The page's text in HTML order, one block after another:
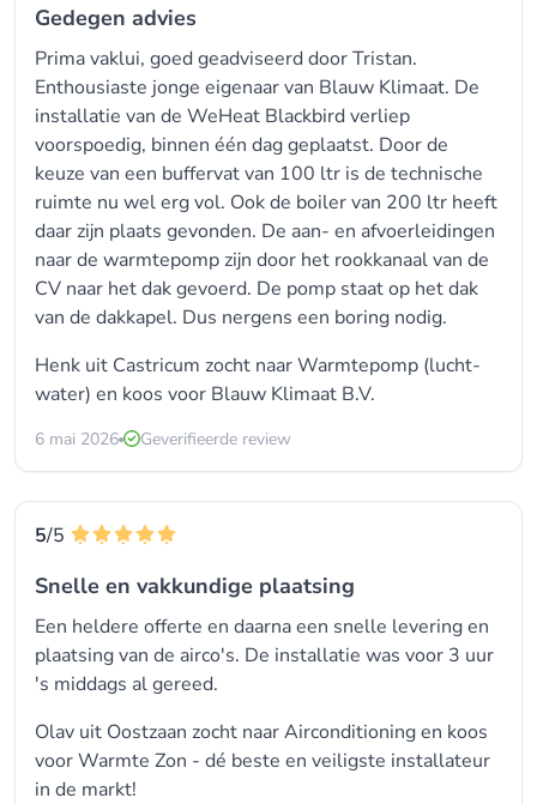
Gedegen advies
Prima vaklui, goed geadviseerd door Tristan.
Enthousiaste jonge eigenaar van Blauw Klimaat. De
installatie van de WeHeat Blackbird verliep
voorspoedig, binnen één dag geplaatst. Door de
keuze van een buffervat van 100 ltr is de technische
ruimte nu wel erg vol. Ook de boiler van 200 ltr heeft
daar zijn plaats gevonden. De aan- en afvoerleidingen
naar de warmtepomp zijn door het rookkanaal van de
CV naar het dak gevoerd. De pomp staat op het dak
van de dakkapel. Dus nergens een boring nodig.
Henk uit Castricum zocht naar Warmtepomp (lucht-
water) en koos voor Blauw Klimaat B.V.
6 mai 2026 Geverifieerde review
5/5
Snelle en vakkundige plaatsing
Een heldere offerte en daarna een snelle levering en
plaatsing van de airco's. De installatie was voor 3 uur
's middags al gereed.
Olav uit Oostzaan zocht naar Airconditioning en koos
voorWarmte Zon - dé beste en veiligste installateur
in de markt!